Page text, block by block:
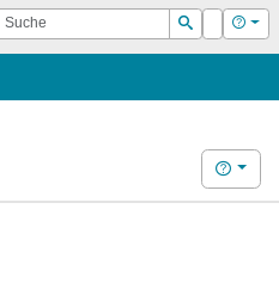
Suche
Suchen
Login Hilfe
Hilfe